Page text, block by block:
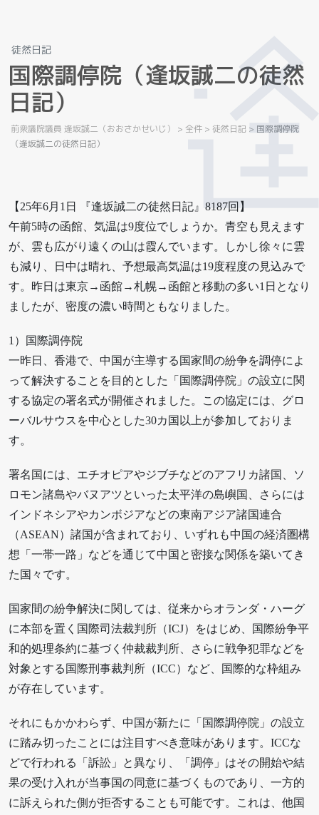
徒然日記
国際調停院 （逢坂誠二の徒然
日記）
前衆議院議員 逢坂誠二（おおさかせいじ） > 全件 > 徒然日記 > 国際調停院
（逢坂誠二の徒然日記）
【25年6月1日 『逢坂誠二の徒然日記』8187回】
午前5時の函館、気温は9度位でしょうか。青空も見えます
が、雲も広がり遠くの山は霞んでいます。しかし徐々に雲
も減り、日中は晴れ、予想最高気温は19度程度の見込みで
す。昨日は東京→函館→札幌→函館と移動の多い1日となり
ましたが、密度の濃い時間ともなりました。
1）国際調停院
一昨日、香港で、中国が主導する国家間の紛争を調停によ
って解決することを目的とした「国際調停院」の設立に関
する協定の署名式が開催されました。この協定には、グロ
ーバルサウスを中心とした30カ国以上が参加しておりま
す。
署名国には、エチオピアやジブチなどのアフリカ諸国、ソ
ロモン諸島やバヌアツといった太平洋の島嶼国、さらには
インドネシアやカンボジアなどの東南アジア諸国連合
（ASEAN）諸国が含まれており、いずれも中国の経済圏構
想「一帯一路」などを通じて中国と密接な関係を築いてき
た国々です。
国家間の紛争解決に関しては、従来からオランダ・ハーグ
に本部を置く国際司法裁判所（ICJ）をはじめ、国際紛争平
和的処理条約に基づく仲裁裁判所、さらに戦争犯罪などを
対象とする国際刑事裁判所（ICC）など、国際的な枠組み
が存在しています。
それにもかかわらず、中国が新たに「国際調停院」の設立
に踏み切ったことには注目すべき意味があります。ICCな
どで行われる「訴訟」と異なり、「調停」はその開始や結
果の受け入れが当事国の同意に基づくものであり、一方的
に訴えられた側が拒否することも可能です。これは、他国